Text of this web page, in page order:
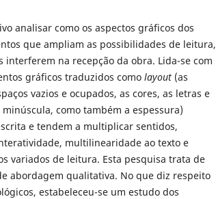
analisar como os aspectos gráficos dos
que ampliam as possibilidades de leitura,
interferem na recepção da obra. Lida-se com
gráficos traduzidos como layout (as
vazios e ocupados, as cores, as letras e
como também a espessura)
e tendem a multiplicar sentidos,
multilinearidade ao texto e
variados de leitura. Esta pesquisa trata de
abordagem qualitativa. No que diz respeito
estabeleceu-se um estudo dos